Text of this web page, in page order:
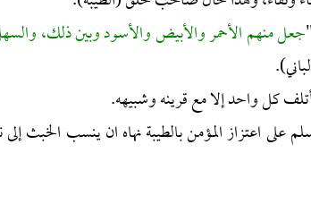
جعل منهم الأحمر والأبيض والأسود وبين ذلك،
كل واحد إلا مع قرينه وشبيهه.
على اعتزاز المؤمن بالطيبة نهاه ان ينسب الخبث